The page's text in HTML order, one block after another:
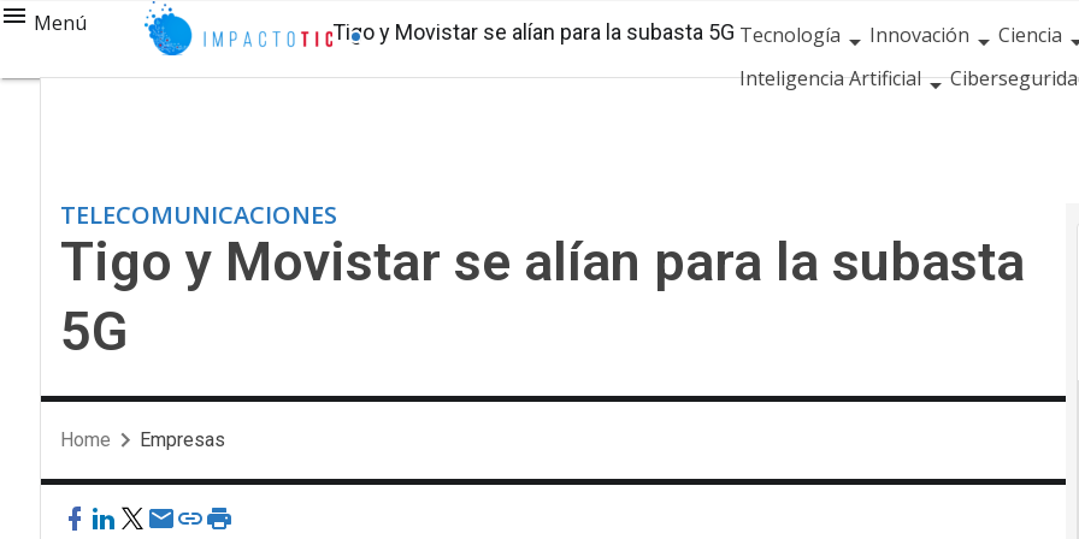
Menú Tigo y Movistar se alían para la subasta 5G Tecnología Innovación
Ciencia
Inteligencia Artificial
TELECOMUNICACIONES
Tigo y Movistar se alían para la subasta
5G
Home Empresas